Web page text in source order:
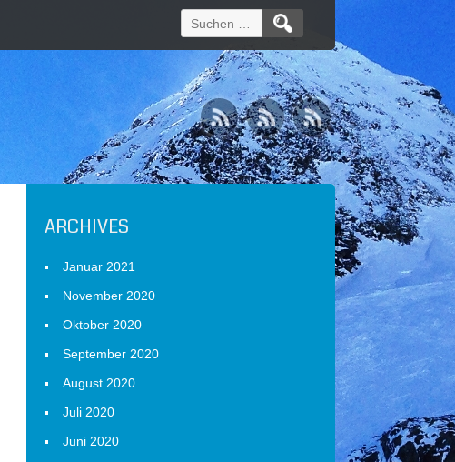
Suchen
nach:
ARCHIVES
Januar 2021
November 2020
Oktober 2020
September 2020
August 2020
Juli 2020
Juni 2020